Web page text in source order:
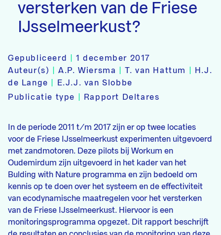
versterken van de Friese
IJsselmeerkust?
Gepubliceerd |1 december 2017
Auteur(s)
|A.P. Wiersma |T. van Hattum
H.J.
de Lange
E.J.J. van Slobbe
Publicatie type
Rapport Deltares
In de periode 2011 t/m 2017 zijn er op twee locaties
voor de Friese IJsselmeerkust experimenten uitgevoerd
met zandmotoren. Deze pilots bij Workum en
Oudemirdum zijn uitgevoerd in het kader van het
Bulding with Nature programma en zijn bedoeld om
kennis op te doen over het systeem en de effectiviteit
van ecodynamische maatregelen voor het versterken
van de Friese IJsselmeerkust. Hiervoor is een
monitoringsprogramma opgezet. Dit rapport beschrijft